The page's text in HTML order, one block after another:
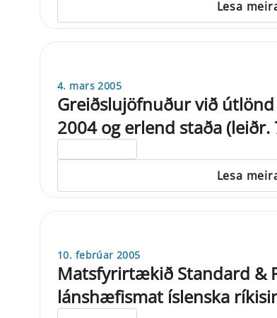
Lesa
4. mars 2005
Greiðslujöfnuður við
2004 og erlend staða (leiðr.
Lesa
10. febrúar 2005
Matsfyrirtækið Standard &
lánshæfismat íslenska